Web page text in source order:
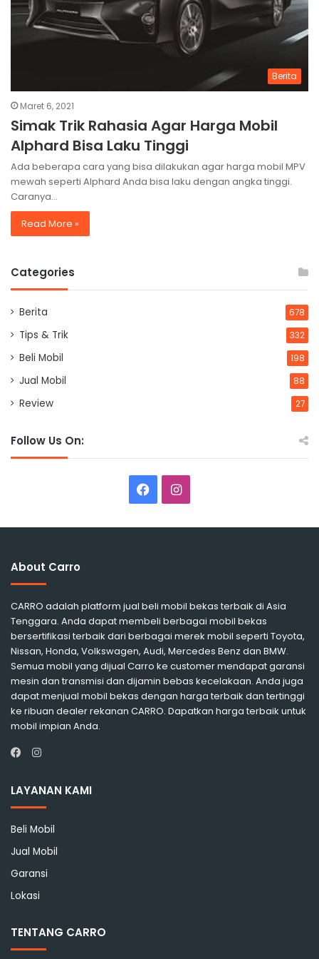
Berita
Maret 6, 2021
Simak Trik Rahasia Agar Harga Mobil
Alphard Bisa Laku Tinggi
Ada beberapa cara yang bisa dilakukan agar harga mobil MPV
mewah seperti Alphard Anda bisa laku dengan angka tinggi.
Caranya…
Read More »
Categories
Berita 678
Tips & Trik 332
Beli Mobil 198
Jual Mobil 88
Review 27
Follow Us On:
FacebookInstagram
About Carro
CARRO adalah platform jual beli mobil bekas terbaik di Asia
Tenggara. Anda dapat membeli berbagai mobil bekas
bersertifikasi terbaik dari berbagai merek mobil seperti Toyota,
Nissan, Honda, Volkswagen, Audi, Mercedes Benz dan BMW.
Semua mobil yang dijual Carro ke customer mendapat garansi
mesin dan transmisi dan dijamin bebas kecelakaan. Anda juga
dapat menjual mobil bekas dengan harga terbaik dan tertinggi
ke ribuan dealer rekanan CARRO. Dapatkan harga terbaik untuk
mobil impian Anda.
Instagram
LAYANAN KAMI
Beli Mobil
Jual Mobil
Garansi
Lokasi
TENTANG CARRO